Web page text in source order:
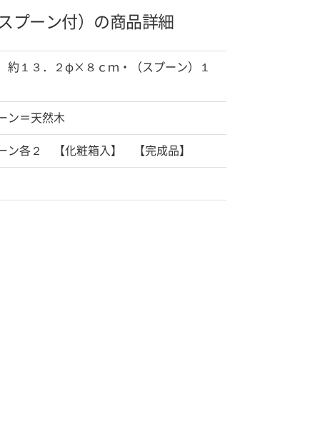
プーン付）の商品詳細
約１３．２φ×８ｃｍ・（スプーン）１
ン＝天然木
ン各２ 【化粧箱入】 【完成品】